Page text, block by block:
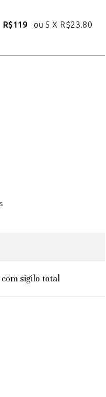
R$119 ou 5 X R$23.80
com sigilo total